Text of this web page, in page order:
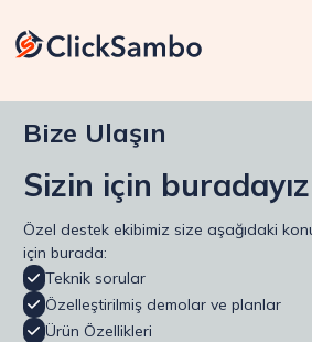
Bize Ulaşın
Sizin için buradayız
Özel destek ekibimiz size aşağıdaki
için burada:
Teknik sorular
Özelleştirilmiş demolar ve planlar
Ürün Özellikleri